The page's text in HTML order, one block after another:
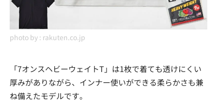
photo by : rakuten.co.jp
「7オンスヘビーウェイトT」は1枚で着ても透けにくい
厚みがありながら、インナー使いができる柔らかさも兼
ね備えたモデルです。